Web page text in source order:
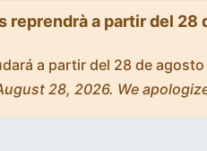
a partir del 28
a partir del 28 de
28, 2026. We